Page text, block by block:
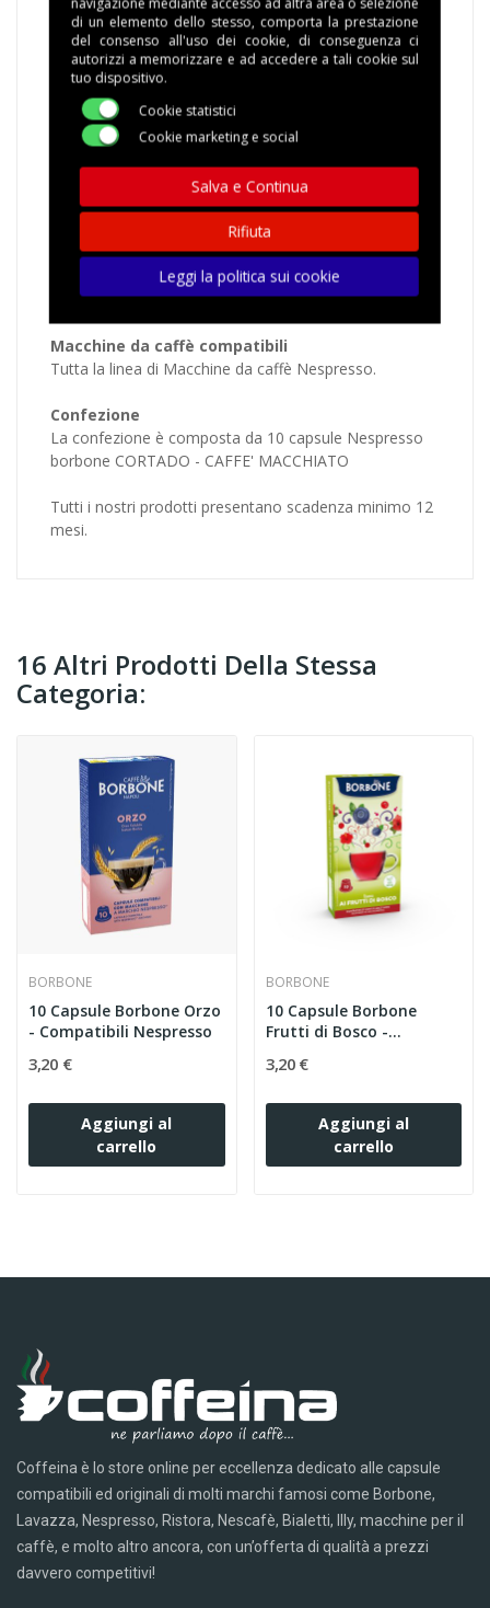
10 Capsule BORBONE CORTADO -
CAFFE MACCHIATO Compatibili
Nespresso
10 Capsule Caffè Borbone CORTADO - CAFFE
MACCHIATO Compatibili con macchine domestiche
Nespresso ®
Macchine da caffè compatibili
Tutta la linea di Macchine da caffè Nespresso.
Confezione
La confezione è composta da 10 capsule Nespresso
borbone CORTADO - CAFFE' MACCHIATO
Tutti i nostri prodotti presentano scadenza minimo 12
mesi.
16 Altri Prodotti Della Stessa
Categoria:
BORBONE
10 Capsule Borbone Orzo
- Compatibili Nespresso
3,20 €
Aggiungi al
carrello
BORBONE
10 Capsule Borbone
Frutti di Bosco -...
3,20 €
Aggiungi al
carrello
Coffeina è lo store online per eccellenza dedicato alle capsule
compatibili ed originali di molti marchi famosi come Borbone,
Lavazza, Nespresso, Ristora, Nescafè, Bialetti, Illy, macchine per il
caffè, e molto altro ancora, con un’offerta di qualità a prezzi
davvero competitivi!
di un elemento dello stesso, comporta la prestazione
del consenso all'uso dei cookie, di conseguenza ci
autorizzi a memorizzare e ad accedere a tali cookie sul
tuo dispositivo.
Cookie statistici
Cookie marketing e social
Salva e Continua
Rifiuta
Leggi la politica sui cookie